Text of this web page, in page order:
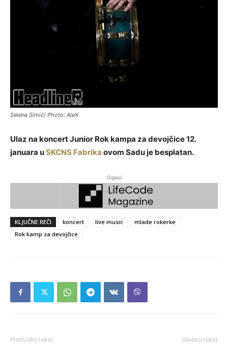
Selena Simić/ Photo: AleX
Ulaz na koncert Junior Rok kampa za devojčice 12.
januara uSKCNS Fabrika ovom Sadu je besplatan.
Oglasi
KLJUČNE REČI koncert live music
mlade rokerke
Rok kamp za devojčice
Prethodni tekst Sledeći tekst